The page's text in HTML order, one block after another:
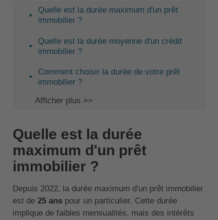
Quelle est la durée maximum d'un prêt
immobilier ?
Quelle est la durée moyenne d'un crédit
immobilier ?
Comment choisir la durée de votre prêt
immobilier ?
Afficher plus >>
Quelle est la durée
maximum d'un prêt
immobilier ?
Depuis 2022, la durée maximum d'un prêt immobilier
est de 25 ans pour un particulier. Cette durée
implique de faibles mensualités, mais des intérêts